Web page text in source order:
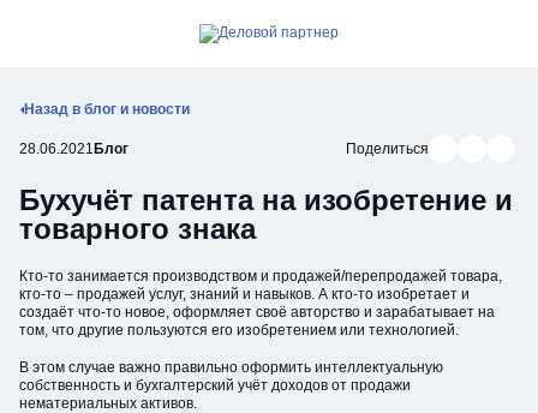
Открыть мобильное меню
Назад в блог и новости
28.06.2021 Блог Поделиться
Бухучёт патента на изобретение и
товарного знака
Кто-то занимается производством и продажей/перепродажей товара,
кто-то – продажей услуг, знаний и навыков. А кто-то изобретает и
создаёт что-то новое, оформляет своё авторство и зарабатывает на
том, что другие пользуются его изобретением или технологией.
В этом случае важно правильно оформить интеллектуальную
собственность и бухгалтерский учёт доходов от продажи
нематериальных активов.